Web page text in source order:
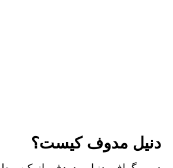
دنیل مدوف کیست؟